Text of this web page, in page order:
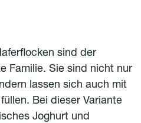
sind der
Familie. Sie sind nicht nur
lassen sich auch mit
Bei dieser Variante
Joghurt und